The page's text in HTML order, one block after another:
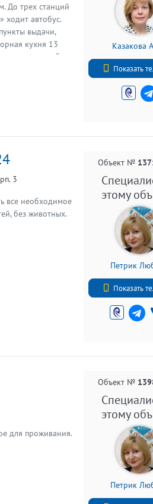
До трех станций
ходит автобус.
выдачи,
кухня 13
состоянии. Для
пары.
Казакова
Показать
+7 (921)
3
все необходимое
без животных.
Объект №
этому
Петрик
Показать
+7 (921)
для проживания.
Объект №
этому
Петрик